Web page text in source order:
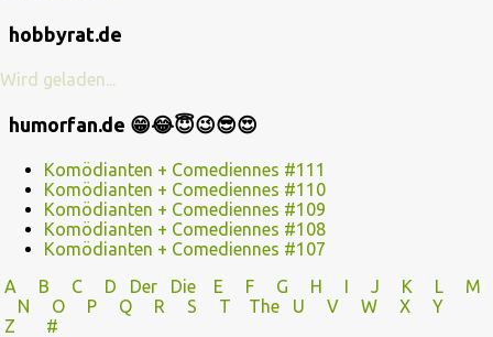
hobbyrat.de
Wird geladen...
humorfan.de 😁😂😇😉😎😍
Komödianten + Comediennes #111
Komödianten + Comediennes #110
Komödianten + Comediennes #109
Komödianten + Comediennes #108
Komödianten + Comediennes #107
A
B C D Der Die E F G H I J K L
M
N
O P Q R S T The U V
W X Y
Z
#